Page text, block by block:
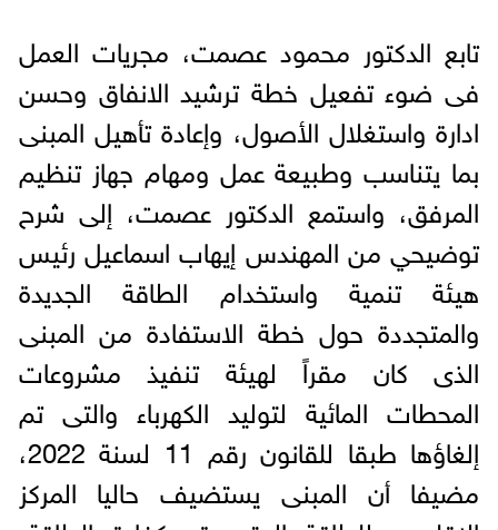
تابع الدكتور محمود عصمت، مجريات العمل
فى ضوء تفعيل خطة ترشيد الانفاق وحسن
ادارة واستغلال الأصول، وإعادة تأهيل المبنى
بما يتناسب وطبيعة عمل ومهام جهاز تنظيم
المرفق، واستمع الدكتور عصمت، إلى شرح
توضيحي من المهندس إيهاب اسماعيل رئيس
هيئة تنمية واستخدام الطاقة الجديدة
والمتجددة حول خطة الاستفادة من المبنى
الذى كان مقراً لهيئة تنفيذ مشروعات
المحطات المائية لتوليد الكهرباء والتى تم
إلغاؤها طبقا للقانون رقم 11 لسنة 2022،
مضيفا أن المبنى يستضيف حاليا المركز